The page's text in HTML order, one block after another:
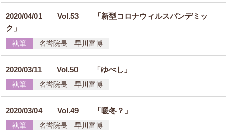
2020/04/01Vol.53 「新型コロナウィルスパンデミッ
ク」
執筆 名誉院長 早川富博
2020/03/11Vol.50 「ゆべし」
執筆 名誉院長 早川富博
2020/03/04Vol.49 「暖冬？」
執筆 名誉院長 早川富博